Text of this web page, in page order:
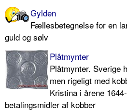
Gylden
Fællesbetegnelse for en
guld og sølv
Plåtmynter
Plåtmynter. Sverige
men rigeligt med
Kristina i årene
betalingsmidler af kobber